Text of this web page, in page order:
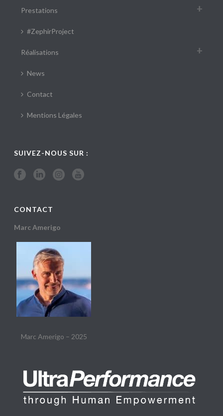
Prestations
#ZephirProject
Réalisations
News
Contact
Mentions Légales
SUIVEZ-NOUS SUR :
CONTACT
Marc Amerigo
Marc Amerigo – 2025